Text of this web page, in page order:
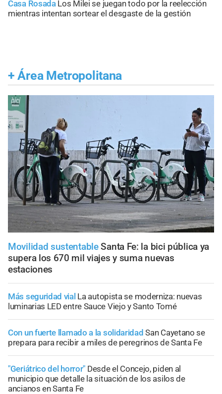
Casa Rosada Los Milei se juegan todo por la reelección
mientras intentan sortear el desgaste de la gestión
+ Área Metropolitana
Movilidad sustentable Santa Fe: la bici pública ya
supera los 670 mil viajes y suma nuevas
estaciones
Más seguridad vial La autopista se moderniza: nuevas
luminarias LED entre Sauce Viejo y Santo Tomé
Con un fuerte llamado a la solidaridad San Cayetano se
prepara para recibir a miles de peregrinos de Santa Fe
"Geriátrico del horror" Desde el Concejo, piden al
municipio que detalle la situación de los asilos de
ancianos en Santa Fe